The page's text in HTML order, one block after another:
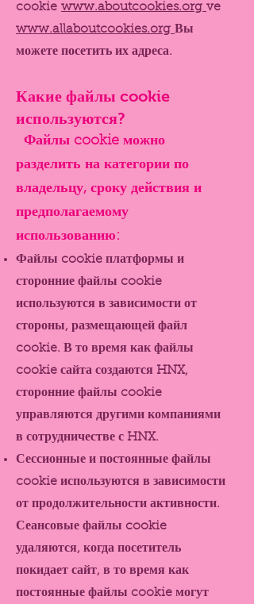
cookie www.aboutcookies.org ve
www.allaboutcookies.org Вы
можете посетить их адреса.
Какие файлы cookie
используются?
Файлы cookie можно
разделить на категории по
владельцу, сроку действия и
предполагаемому
использованию:
Файлы cookie платформы и
сторонние файлы cookie
используются в зависимости от
стороны, размещающей файл
cookie. В то время как файлы
cookie сайта создаются HNX,
сторонние файлы cookie
управляются другими компаниями
в сотрудничестве с HNX.
Сессионные и постоянные файлы
cookie используются в зависимости
от продолжительности активности.
Сеансовые файлы cookie
удаляются, когда посетитель
покидает сайт, в то время как
постоянные файлы cookie могут